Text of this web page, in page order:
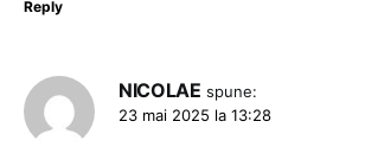
Reply
NICOLAE spune:
23 mai 2025 la 13:28